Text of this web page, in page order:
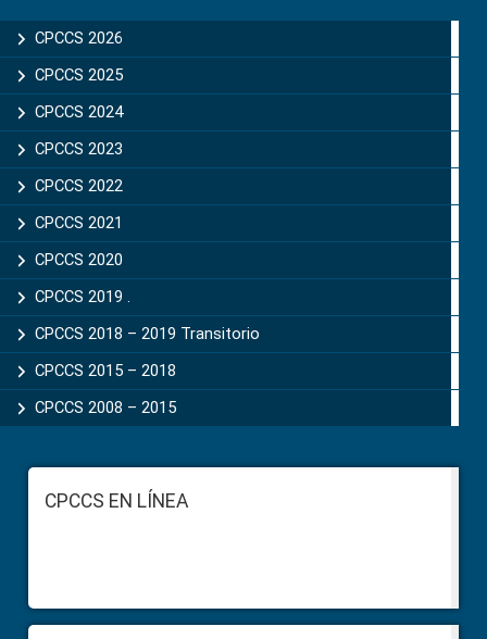
Sidebar
CPCCS 2026
CPCCS 2025
CPCCS 2024
CPCCS 2023
CPCCS 2022
CPCCS 2021
CPCCS 2020
CPCCS 2019 .
CPCCS 2018 – 2019 Transitorio
CPCCS 2015 – 2018
CPCCS 2008 – 2015
FooterCPCCS EN LÍNEA